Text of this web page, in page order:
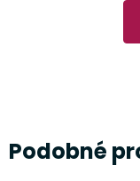
Podobné